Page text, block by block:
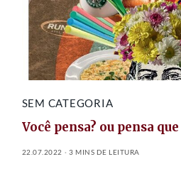
SEM CATEGORIA
Você pensa? ou pensa
22.07.2022 3 MINS DE LEITURA